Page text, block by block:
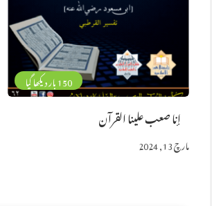
150 بار دیکھا گیا
إنا صعب علينا القرآن
مارچ 13, 2024